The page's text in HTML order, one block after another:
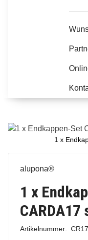
alupona®
1 x
CARDA17
Artikelnummer:
1 x